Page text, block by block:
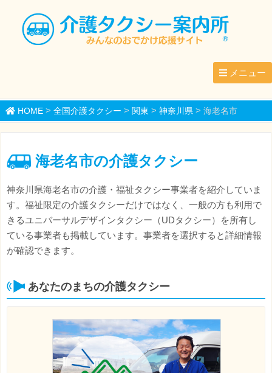
メニュー
HOME> 全国介護タクシー > 関東 > 神奈川県> 海老名市
海老名市の介護タクシー
神奈川県海老名市の介護・福祉タクシー事業者を紹介していま
す。福祉限定の介護タクシーだけではなく、一般の方も利用で
きるユニバーサルデザインタクシー（UDタクシー）を所有し
ている事業者も掲載しています。事業者を選択すると詳細情報
が確認できます。
あなたのまちの介護タクシー